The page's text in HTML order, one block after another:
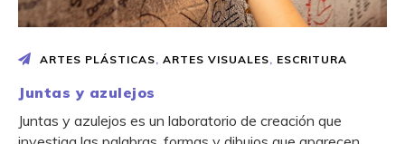
ARTES PLÁSTICAS ARTES VISUALES ESCRITURA
Juntas y azulejos
Juntas y azulejos es un laboratorio de creación que